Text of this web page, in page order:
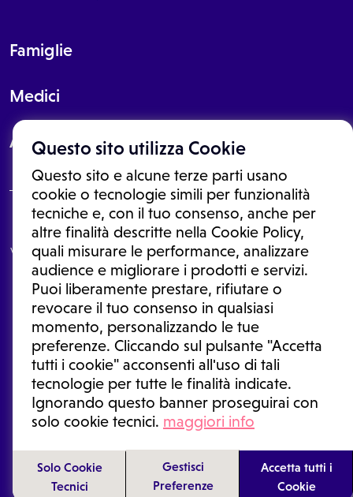
Questo sito utilizza Cookie
Questo sito e alcune terze parti usano
cookie o tecnologie simili per funzionalità
tecniche e, con il tuo consenso, anche per
altre finalità descritte nella Cookie Policy,
quali misurare le performance, analizzare
audience e migliorare i prodotti e servizi.
Puoi liberamente prestare, rifiutare o
revocare il tuo consenso in qualsiasi
momento, personalizzando le tue
preferenze. Cliccando sul pulsante "Accetta
tutti i cookie" acconsenti all'uso di tali
tecnologie per tutte le finalità indicate.
Ignorando questo banner proseguirai con
solo cookie tecnici. maggiori info
Solo Cookie
Tecnici
Gestisci
Preferenze
Accetta tutti i
Cookie
Famiglie
Medici
About
Le informazioni proposte in questo sito non sono un consulto medico.
In nessun caso, queste informazioni sostituiscono un consulto, una
visita o una diagnosi formulata dal medico. Non si devono considerare
le informazioni disponibili come suggerimenti per la formulazione di
una diagnosi, la determinazione di un trattamento o l'assunzione o
sospensione di un farmaco senza prima consultare un medico di
medicina generale o uno specialista.
Condizioni di utilizzo|Privacy Policy |Gestione cookie
Ⓒ 2025 | Tutti i diritti riservati.